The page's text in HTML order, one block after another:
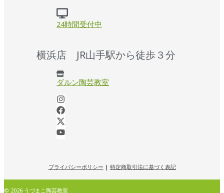
24時間受付中
横浜店 JR山手駅から徒歩３分
ダルン陶芸教室
プライバシーポリシー | 特定商取引法に基づく表記
© 2026 うづまこ陶芸教室